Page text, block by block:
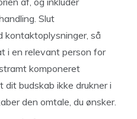
Slut
kontaktoplysninger, så
i en relevant person for
komponeret
dit budskab ikke drukner i
den omtale, du ønsker.